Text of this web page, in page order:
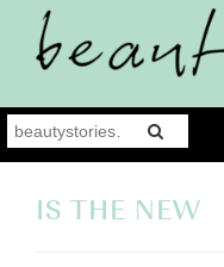
IS THE NEW